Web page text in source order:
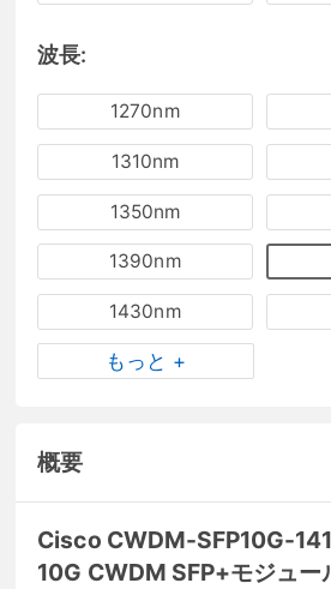
波長:
1270nm
1310nm
1350nm
1390nm
1430nm
もっと +
概要
Cisco CWDM-SFP10G-
10G CWDM SFP+モジュー